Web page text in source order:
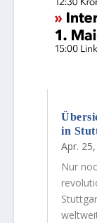
in
Apr.
Nur